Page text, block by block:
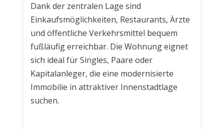
Dank der zentralen Lage sind
Einkaufsmöglichkeiten, Restaurants, Ärzte
und öffentliche Verkehrsmittel bequem
fußläufig erreichbar. Die Wohnung eignet
sich ideal für Singles, Paare oder
Kapitalanleger, die eine modernisierte
Immobilie in attraktiver Innenstadtlage
suchen.